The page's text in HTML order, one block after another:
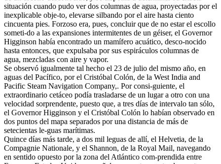
situación cuando pudo ver dos columnas de agua, proyectadas por el
inexplicable obje-to, elevarse silbando por el aire hasta ciento
cincuenta pies. Forzoso era, pues, concluir que de no estar el escollo
someti-do a las expansiones intermitentes de un géiser, el Governor
Higginson había encontrado un mamífero acuático, desco-nocido
hasta entonces, que expulsaba por sus espiráculos columnas de
agua, mezcladas con aire y vapor.
Se observó igualmente tal hecho el 23 de julio del mismo año, en
aguas del Pacífico, por el Cristóbal Colón, de la West India and
Pacific Steam Navigation Company,. Por consi-guiente, el
extraordinario cetáceo podía trasladarse de un lugar a otro con una
velocidad sorprendente, puesto que, a tres días de intervalo tan sólo,
el Governor Higginson y el Cristóbal Colón lo habían observado en
dos puntos del mapa separados por una distancia de más de
setecientas le-guas marítimas.
Quince días más tarde, a dos mil leguas de allí, el Helvetia, de la
Compagnie Nationale, y el Shannon, de la Royal Mail, navegando
en sentido opuesto por la zona del Atlántico com-prendida entre